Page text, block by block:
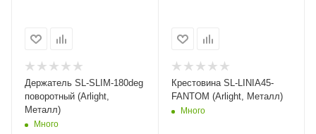
Держатель SL-SLIM-180deg
поворотный (Arlight,
Металл)
Много
Крестовина SL-LINIA45-
FANTOM (Arlight, Металл)
Много